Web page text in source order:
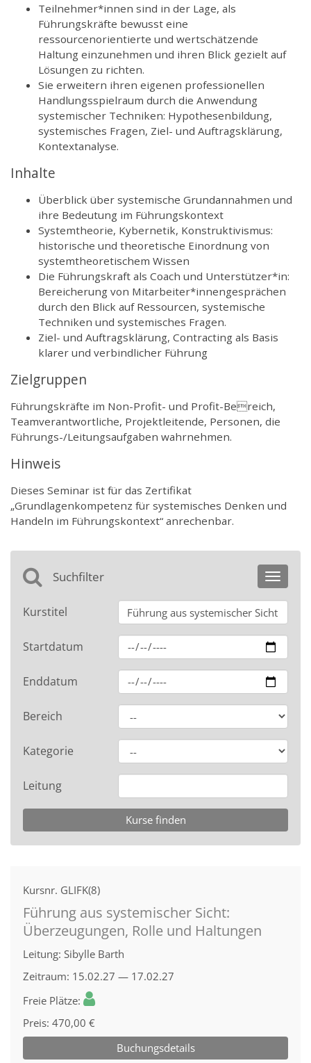
Teilnehmer*innen sind in der Lage, als
Führungskräfte bewusst eine
ressourcenorientierte und wertschätzende
Haltung einzunehmen und ihren Blick gezielt auf
Lösungen zu richten.
Sie erweitern ihren eigenen professionellen
Handlungsspielraum durch die Anwendung
systemischer Techniken: Hypothesenbildung,
systemisches Fragen, Ziel- und Auftragsklärung,
Kontextanalyse.
Inhalte
Überblick über systemische Grundannahmen und
ihre Bedeutung im Führungskontext
Systemtheorie, Kybernetik, Konstruktivismus:
historische und theoretische Einordnung von
systemtheoretischem Wissen
Die Führungskraft als Coach und Unterstützer*in:
Bereicherung von Mitarbeiter*innengesprächen
durch den Blick auf Ressourcen, systemische
Techniken und systemisches Fragen.
Ziel- und Auftragsklärung, Contracting als Basis
klarer und verbindlicher Führung
Zielgruppen
Führungskräfte im Non-Profit- und Profit-Bereich,
Teamverantwortliche, Projektleitende, Personen, die
Führungs-/Leitungsaufgaben wahrnehmen.
Hinweis
Dieses Seminar ist für das Zertifikat
„Grundlagenkompetenz für systemisches Denken und
Handeln im Führungskontext“ anrechenbar.